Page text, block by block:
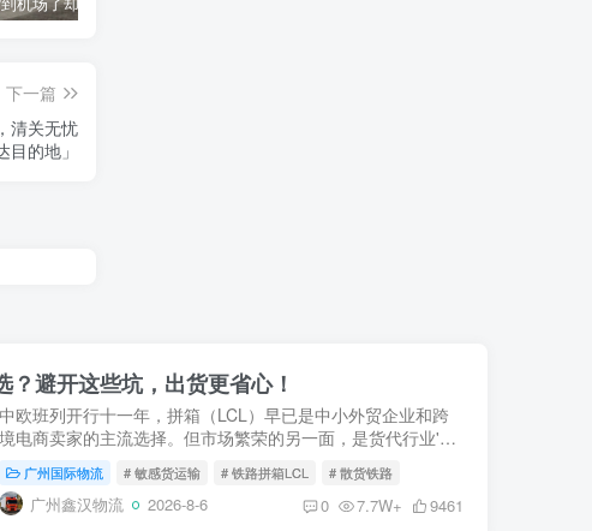
下一篇
清关无忧
目的地」
避开这些坑，出货更省心！
中欧班列开行十一年，拼箱（LCL）早已是中小外贸企业和跨
境电商卖家的主流选择。但市场繁荣的另一面，是货代行业'白
都有外贸老板栽在'...
广州国际物流 # 敏感货运输 # 铁路拼箱LCL # 散货铁路
广州鑫汉物流 2026-8-6 0 7.7W+ 9461